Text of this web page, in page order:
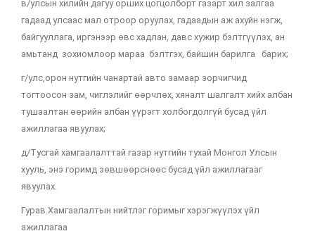
в/улсын хилийн дагуу орших цогцолборт газарт хил залгаа
гадаад улсаас мал отроор оруулах, гадаадын аж ахуйн нэгж,
байгууллага, иргэнээр өвс хадлан, давс хужир бэлтгүүлэх, ан
амьтанд зохиомлоор мараа бэлтгэх, байшин барилга барих;
г/улс,орон нутгийн чанартай авто замаар зорчигчид
тогтоосон зам, чиглэлийг өөрчлөх, хяналт шалгалт хийх албан
тушаалтан өөрийн албан үүрэгт холбогдолгүй бусад үйл
ажиллагаа явуулах;
д/Тусгай хамгаалалттай газар нутгийн тухай Монгол Улсын
хууль, энэ горимд зөвшөөрснөөс бусад үйл ажиллагааг
явуулах.
Гурав.Хамгаалалтын нийтлэг горимыг хэрэгжүүлэх үйл
ажиллагаа